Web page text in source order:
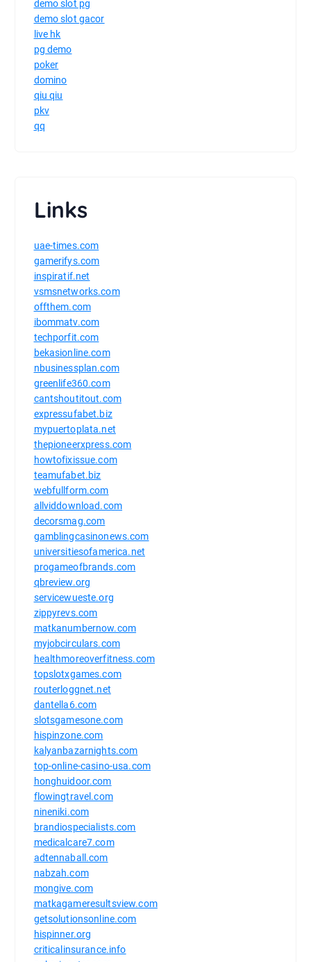
demo slot pg
demo slot gacor
live hk
pg demo
poker
domino
qiu qiu
pkv
qq
Links
uae-times.com
gamerifys.com
inspiratif.net
vsmsnetworks.com
offthem.com
ibommatv.com
techporfit.com
bekasionline.com
nbusinessplan.com
greenlife360.com
cantshoutitout.com
expressufabet.biz
mypuertoplata.net
thepioneerxpress.com
howtofixissue.com
teamufabet.biz
webfullform.com
allviddownload.com
decorsmag.com
gamblingcasinonews.com
universitiesofamerica.net
progameofbrands.com
qbreview.org
servicewueste.org
zippyrevs.com
matkanumbernow.com
myjobcirculars.com
healthmoreoverfitness.com
topslotxgames.com
routerloggnet.net
dantella6.com
slotsgamesone.com
hispinzone.com
kalyanbazarnights.com
top-online-casino-usa.com
honghuidoor.com
flowingtravel.com
nineniki.com
brandiospecialists.com
medicalcare7.com
adtennaball.com
nabzah.com
mongive.com
matkagameresultsview.com
getsolutionsonline.com
hispinner.org
criticalinsurance.info